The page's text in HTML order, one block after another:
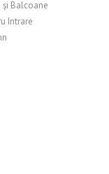
Balcoane
Intrare